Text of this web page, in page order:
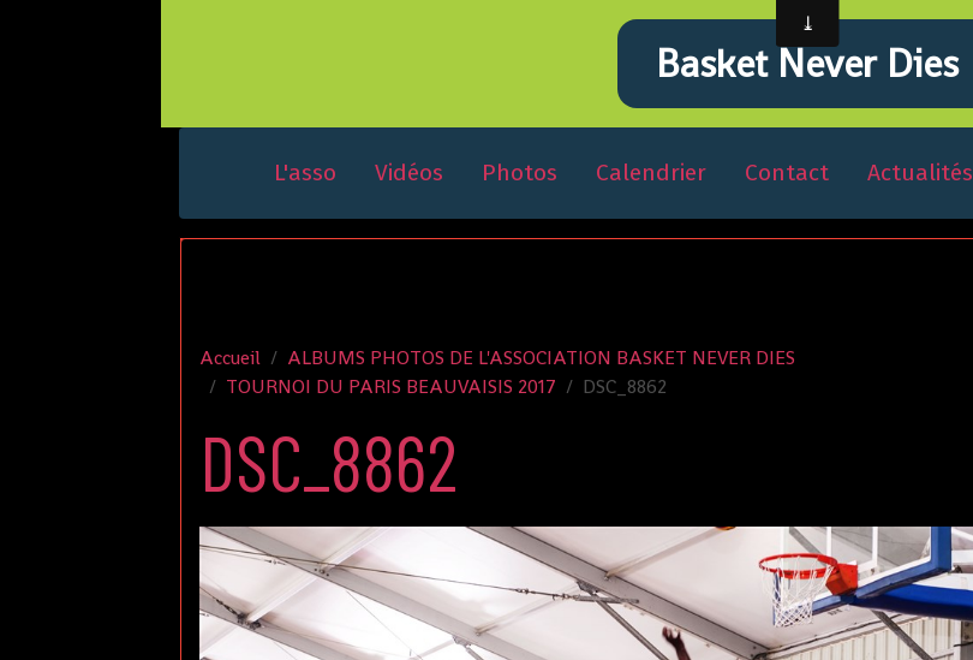
Basket Never Dies
L'asso Vidéos Photos Calendrier Contact Actualités
Accueil
ALBUMS PHOTOS DE L'ASSOCIATION BASKET NEVER DIES
TOURNOI DU PARIS BEAUVAISIS 2017
DSC_8862
DSC_8862